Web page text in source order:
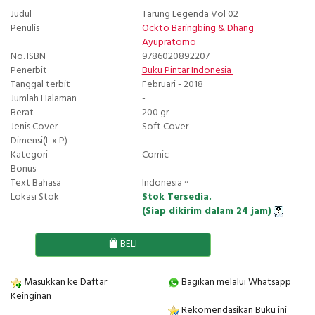
Judul
Tarung Legenda Vol 02
Penulis
Ockto Baringbing&Dhang
Ayupratomo
No. ISBN
9786020892207
Penerbit
Buku Pintar Indonesia
Tanggal terbit
Februari - 2018
Jumlah Halaman
-
Berat
200 gr
Jenis Cover
Soft Cover
Dimensi(L x P)
-
Kategori
Comic
Bonus
-
Text Bahasa
Indonesia ··
Lokasi Stok
Stok Tersedia.
(Siap dikirim dalam 24 jam)
BELI
Masukkan ke Daftar
Keinginan
Bagikan melalui Whatsapp
Rekomendasikan Buku ini